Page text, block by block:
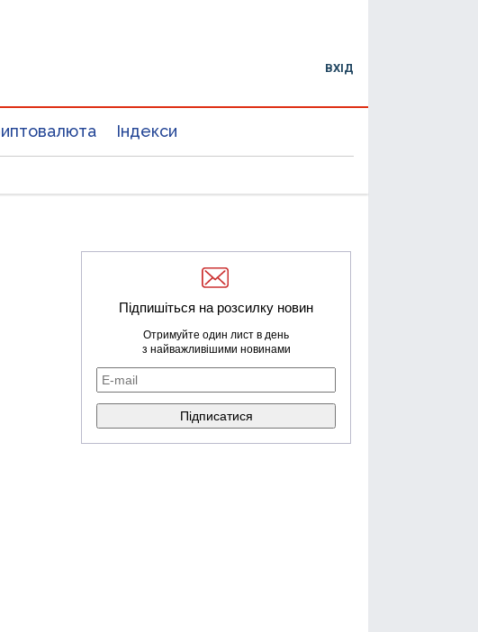
ВХІД
Індекси
Підпишіться на розсилку новин
Отримуйте один лист в день
з найважливішими новинами